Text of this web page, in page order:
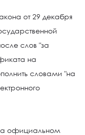
от 29 декабря
слов "за
на
словами "на
официальном